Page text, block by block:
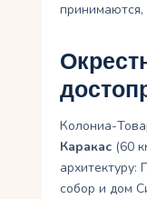
принимаются,
Колониа-
Каракас (60
собор и дом